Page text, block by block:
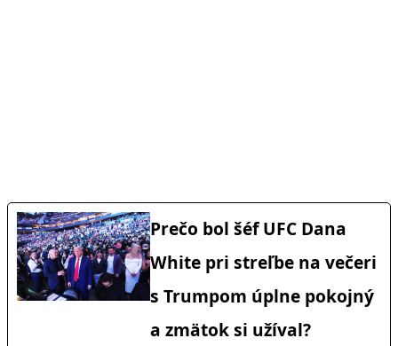
Prečo bol šéf UFC Dana
White pri streľbe na večeri
s Trumpom úplne pokojný
a zmätok si užíval?